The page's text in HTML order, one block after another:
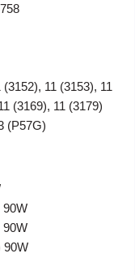
11 (3153), 11
(3169), 11 (3179)
(P57G)
90W
90W
90W